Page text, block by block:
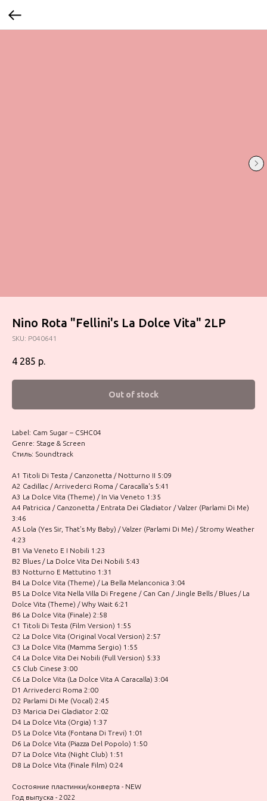
Nino Rota "Fellini's La Dolce Vita" 2LP
SKU: P040641
4 285 р.
Out of stock
Label: Cam Sugar – CSHC04
Genre: Stage & Screen
Стиль: Soundtrack
A1 Titoli Di Testa / Canzonetta / Notturno II 5:09
A2 Cadillac / Arrivederci Roma / Caracalla's 5:41
A3 La Dolce Vita (Theme) / In Via Veneto 1:35
A4 Patricica / Canzonetta / Entrata Dei Gladiator / Valzer (Parlami Di Me)
3:46
A5 Lola (Yes Sir, That's My Baby) / Valzer (Parlami Di Me) / Stromy Weather
4:23
B1 Via Veneto E I Nobili 1:23
B2 Blues / La Dolce Vita Dei Nobili 5:43
B3 Notturno E Mattutino 1:31
B4 La Dolce Vita (Theme) / La Bella Melanconica 3:04
B5 La Dolce Vita Nella Villa Di Fregene / Can Can / Jingle Bells / Blues / La
Dolce Vita (Theme) / Why Wait 6:21
B6 La Dolce Vita (Finale) 2:58
C1 Titoli Di Testa (Film Version) 1:55
C2 La Dolce Vita (Original Vocal Version) 2:57
C3 La Dolce Vita (Mamma Sergio) 1:55
C4 La Dolce Vita Dei Nobili (Full Version) 5:33
C5 Club Cinese 3:00
C6 La Dolce Vita (La Dolce Vita A Caracalla) 3:04
D1 Arrivederci Roma 2:00
D2 Parlami Di Me (Vocal) 2:45
D3 Maricia Dei Gladiator 2:02
D4 La Dolce Vita (Orgia) 1:37
D5 La Dolce Vita (Fontana Di Trevi) 1:01
D6 La Dolce Vita (Piazza Del Popolo) 1:50
D7 La Dolce Vita (Night Club) 1:51
D8 La Dolce Vita (Finale Film) 0:24
Состояние пластинки/конверта - NEW
Год выпуска - 2022